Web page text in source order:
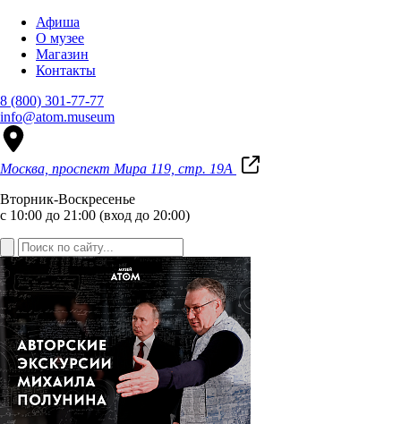
Афиша
О музее
Магазин
Контакты
8 (800) 301-77-77
info@atom.museum
Москва, проспект Мира 119, стр. 19А
Вторник-Воскресенье
с 10:00 до 21:00 (вход до 20:00)